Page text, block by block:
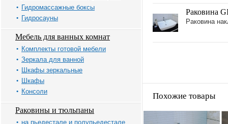
Гидромассажные боксы
Гидросауны
Мебель для ванных комнат
Комплекты готовой мебели
Зеркала для ванной
Шкафы зеркальные
Шкафы
Консоли
Раковины и тюльпаны
на пьедестале и полупьедестале
Раковина
Раковина
Похожие товары